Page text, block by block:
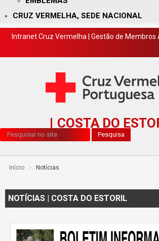
CRUZ VERMELHA, SEDE NACIONAL
Intranet Cruz Vermelha Gestão de Membros
COSTA DO
Pesquisa... Pesquisa
Início > Notícias
NOTÍCIAS | COSTA DO ESTORIL